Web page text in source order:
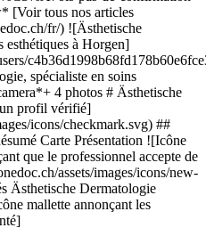
[Voir tous nos articles
fr/) ![Ästhetische
esthétiques à Horgen]
spécialiste en soins
4 photos # Ästhetische
profil vérifié]
icons/checkmark.svg) ##
Carte Présentation ![Icône
que le professionnel accepte de
assets/images/icons/new-
Ästhetische Dermatologie
mallette annonçant les